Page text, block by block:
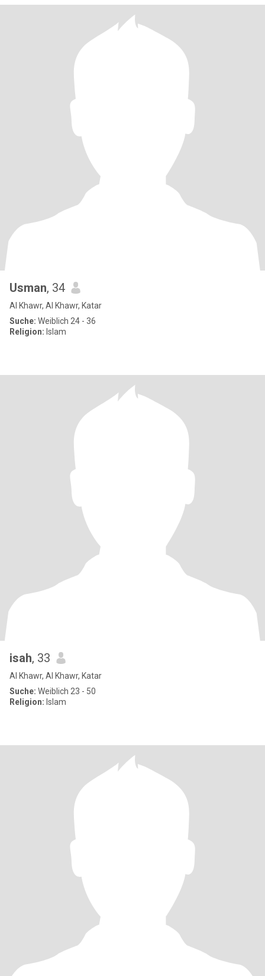
Usman, 34
Al Khawr, Al Khawr, Katar
Suche: Weiblich 24 - 36
Religion: Islam
isah, 33
Al Khawr, Al Khawr, Katar
Suche: Weiblich 23 - 50
Religion: Islam